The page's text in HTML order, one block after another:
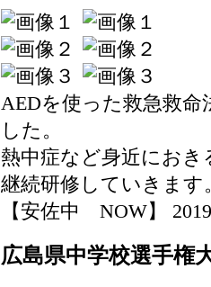
AEDを使った救急救
した。
熱中症など身近にお
継続研修していきます
【安佐中 NOW】
広島県中学校選手権